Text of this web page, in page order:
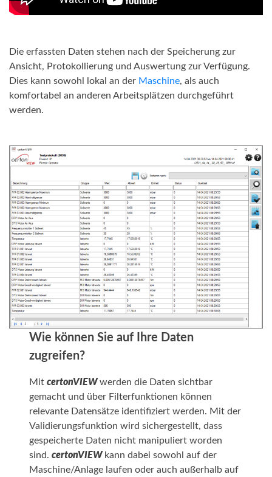
Die erfassten Daten stehen nach der Speicherung zur
Ansicht, Protokollierung und Auswertung zur Verfügung.
Dies kann sowohl lokal an der Maschine, als auch
komfortabel an anderen Arbeitsplätzen durchgeführt
werden.
Wie können Sie auf Ihre Daten
zugreifen?
MitcertonVIEW werden die Daten sichtbar
gemacht und über Filterfunktionen können
relevante Datensätze identifiziert werden. Mit der
Validierungsfunktion wird sichergestellt, dass
gespeicherte Daten nicht manipuliert worden
sind.certonVIEW kann dabei sowohl auf der
Maschine/Anlage laufen oder auch außerhalb auf